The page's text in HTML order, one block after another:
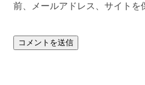
前、メールアドレス、サイトを